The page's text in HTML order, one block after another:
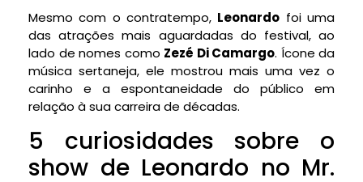
Mesmo com o contratempo, Leonardo foi uma
das atrações mais aguardadas do festival, ao
lado de nomes como Zezé Di Camargo. Ícone da
música sertaneja, ele mostrou mais uma vez o
carinho e a espontaneidade do público em
relação à sua carreira de décadas.
5 curiosidades sobre o
show de Leonardo no Mr.